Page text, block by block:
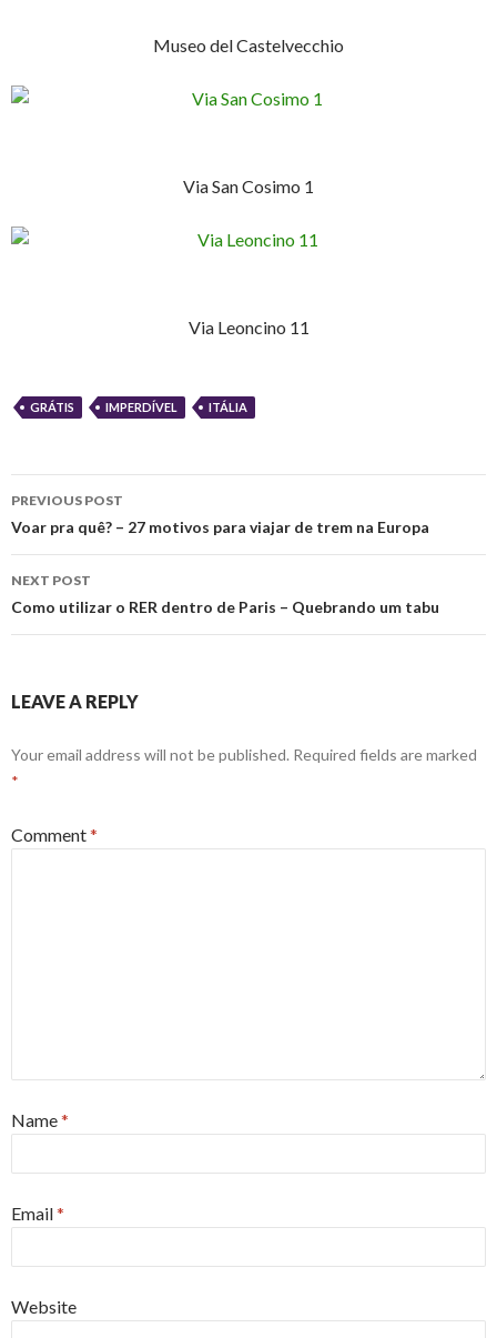
Museo del Castelvecchio
Via San Cosimo 1
Via Leoncino 11
GRÁTIS IMPERDÍVEL ITÁLIA
Post
navigation
PREVIOUS POST
Voar pra quê? – 27 motivos para viajar de trem na Europa
NEXT POST
Como utilizar o RER dentro de Paris – Quebrando um tabu
LEAVE A REPLY
Your email address will not be published. Required fields are marked
*
Comment*
Name*
Email*
Website